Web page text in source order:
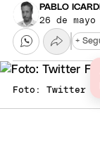
PABLO ICARDI
26 de
+
Foto: Twitter